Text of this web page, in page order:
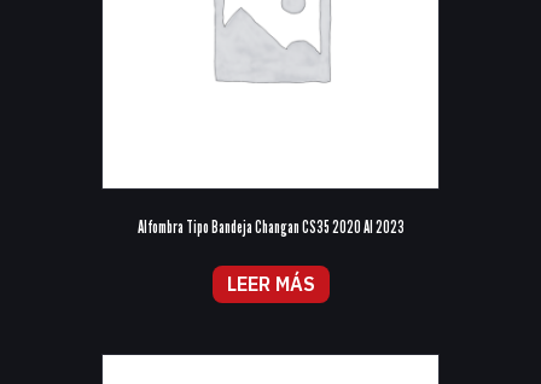
Alfombra Tipo Bandeja Changan CS35 2020 Al 2023
LEER MÁS